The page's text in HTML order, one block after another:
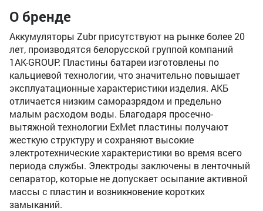
О бренде
Аккумуляторы Zubr присутствуют на рынке более 20
лет, производятся белорусской группой компаний
1AK-GROUP. Пластины батареи изготовлены по
кальциевой технологии, что значительно повышает
эксплуатационные характеристики изделия. АКБ
отличается низким саморазрядом и предельно
малым расходом воды. Благодаря просечно-
вытяжной технологии ExMet пластины получают
жесткую структуру и сохраняют высокие
электротехнические характеристики во время всего
периода службы. Электроды заключены в ленточный
сепаратор, которые не допускает осыпание активной
массы с пластин и возникновение коротких
замыканий.